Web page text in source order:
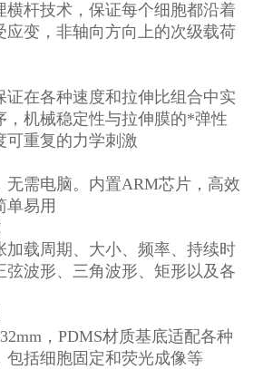
横杆技术，保证每个细胞都沿着
应变，非轴向方向上的次级载荷
证在各种速度和拉伸比组合中实
，机械稳定性与拉伸膜的*弹性
可重复的力学刺激
无需电脑。内置ARM芯片，高效
单易用
加载周期、大小、频率、持续时
弦波形、三角波形、矩形以及各
，PDMS材质基底适配各种
包括细胞固定和荧光成像等